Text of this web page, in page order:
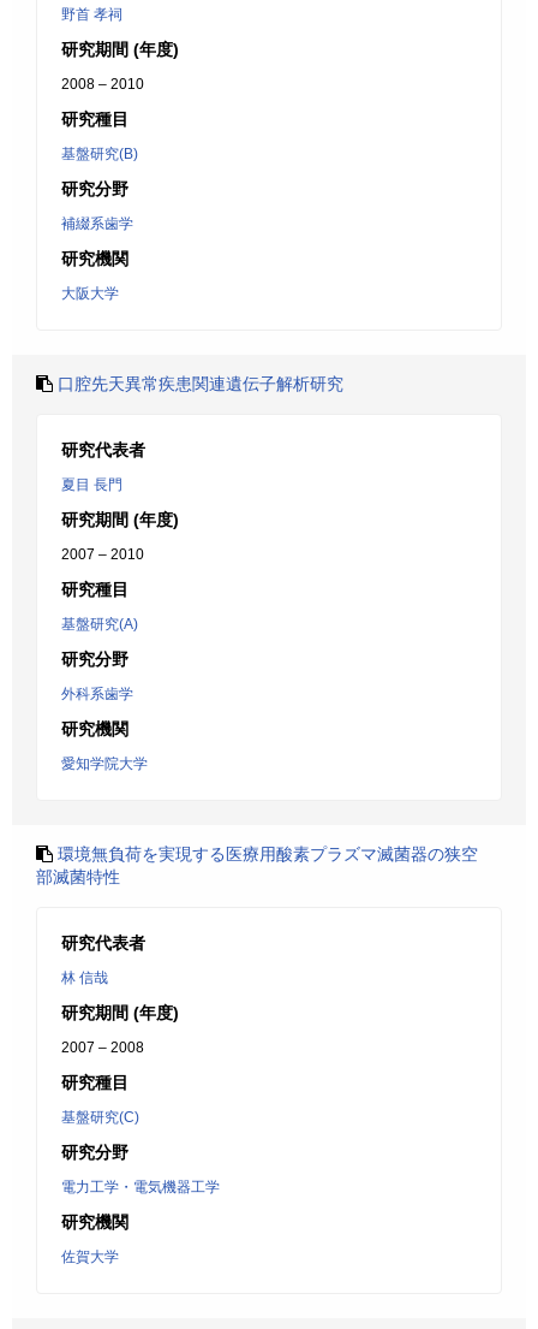
野首 孝祠
研究期間 (年度)
2008 – 2010
研究種目
基盤研究(B)
研究分野
補綴系歯学
研究機関
大阪大学
口腔先天異常疾患関連遺伝子解析研究
研究代表者
夏目 長門
研究期間 (年度)
2007 – 2010
研究種目
基盤研究(A)
研究分野
外科系歯学
研究機関
愛知学院大学
環境無負荷を実現する医療用酸素プラズマ滅菌器の狭空
部滅菌特性
研究代表者
林 信哉
研究期間 (年度)
2007 – 2008
研究種目
基盤研究(C)
研究分野
電力工学・電気機器工学
研究機関
佐賀大学